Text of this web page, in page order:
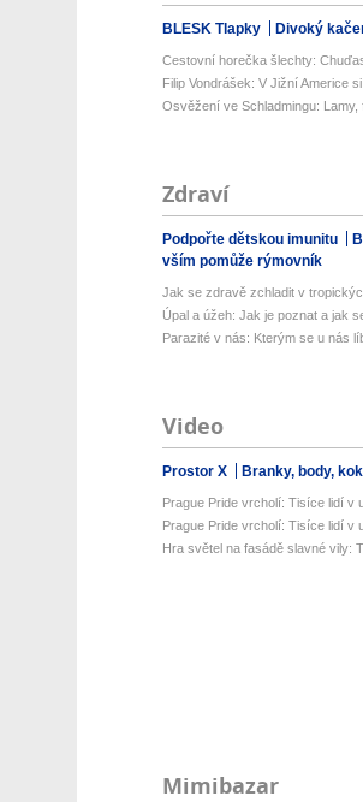
BLESK Tlapky Divoký
Cestovní horečka šlechty:
Filip Vondrášek: V Jižní Americe
Osvěžení ve Schladmingu:
Zdraví
Podpořte dětskou imunitu
vším pomůže rýmovník
Jak se zdravě zchladit v
Úpal a úžeh: Jak je poznat a jak
Parazité v nás: Kterým se u nás
Video
Prostor X Branky, body,
Prague Pride vrcholí: Tisíce lidí v
Prague Pride vrcholí: Tisíce lidí v
Hra světel na fasádě slavné vily:
Mimibazar